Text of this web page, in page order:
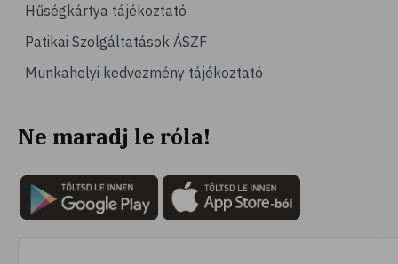
# puffadás
# orrdugulás
# magnézium
# stresszcsökkentés
# galagonya
# multivitamin
Hűségkártya tájékoztató
Patikai Szolgáltatások ÁSZF
Munkahelyi kedvezmény tájékoztató
Ne maradj le róla!